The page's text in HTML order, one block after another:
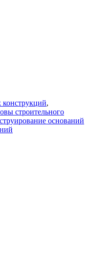
,
строительного
оснований